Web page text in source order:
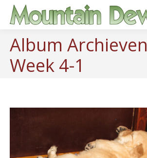
Album Archieven
Week 4-1